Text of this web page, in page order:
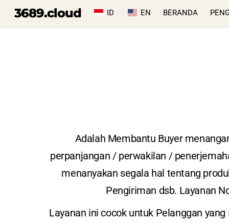
content
3689.cloud ID EN BERANDA
Adalah Membantu Buyer
perpanjangan / perwakilan /
menanyakan segala hal tentang
Pengiriman dsb. Layanan
Layanan ini cocok untuk Pelanggan